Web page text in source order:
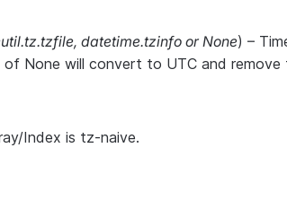
, datetime.tzinfo orNone) –
of None will convert to UTC and remove
Index is tz-naive.